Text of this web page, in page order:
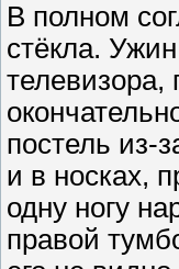
В полном
стёкла.
телевизора,
постель из-
и в носках,
одну ногу
правой